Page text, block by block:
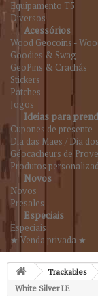
Equipamento T5
Diversos
Acessórios
Wood Geocoins -
Goodies & Swag
GeoPins & Crachás
Stickers
Patches
Jogos
Ideias para
Cupones de presente
Dia das Mães / Dia
Géocacheurs de
Produtos
Novos
Novos
Presales
Especiais
Especiais
★ Venda privada ★
Trackables
White Silver LE